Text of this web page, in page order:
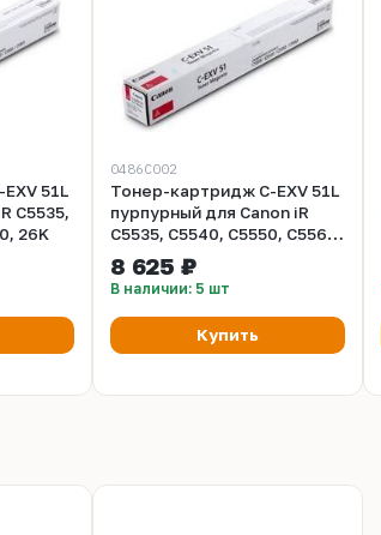
51L
C5535,
26K
0486C002
Тонер-картридж C-EXV 51L
пурпурный для Canon iR
C5535, C5540, C5550, C5560,
60K
8 625 ₽
В наличии: 5 шт
Купить